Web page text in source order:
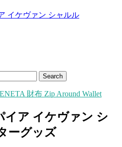
イケヴァン シャルル
財布 Zip Around Wallet
イア イケヴァン シ
ーグッズ